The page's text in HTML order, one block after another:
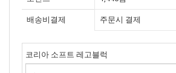
배송비결제 주문시 결제
코리아 소프트 레고블럭